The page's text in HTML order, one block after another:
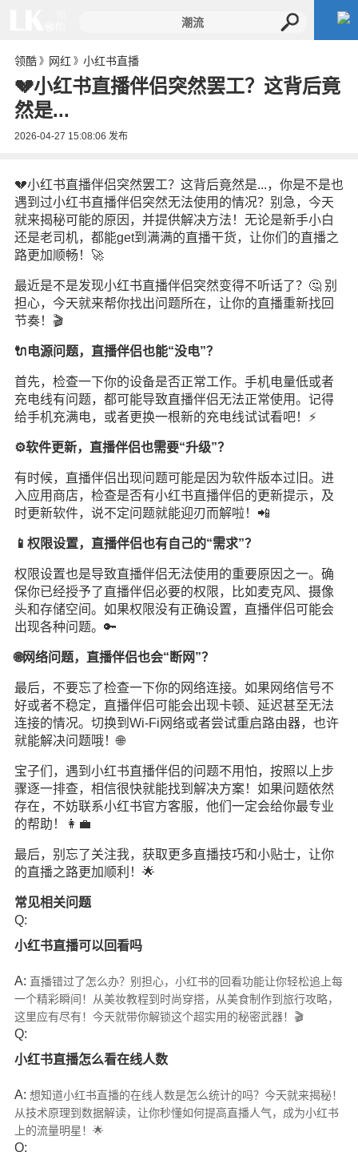
领酷》 网红 》 小红书直播
💔小红书直播伴侣突然罢工？这背后竟
然是...
2026-04-27 15:08:06 发布
💔小红书直播伴侣突然罢工？这背后竟然是...，你是不是也
遇到过小红书直播伴侣突然无法使用的情况？别急，今天
就来揭秘可能的原因，并提供解决方法！无论是新手小白
还是老司机，都能get到满满的直播干货，让你们的直播之
路更加顺畅！🚀
最近是不是发现小红书直播伴侣突然变得不听话了？🤔 别
担心，今天就来帮你找出问题所在，让你的直播重新找回
节奏！🎬
🔌电源问题，直播伴侣也能“没电”？
首先，检查一下你的设备是否正常工作。手机电量低或者
充电线有问题，都可能导致直播伴侣无法正常使用。记得
给手机充满电，或者更换一根新的充电线试试看吧！⚡
⚙️软件更新，直播伴侣也需要“升级”？
有时候，直播伴侣出现问题可能是因为软件版本过旧。进
入应用商店，检查是否有小红书直播伴侣的更新提示，及
时更新软件，说不定问题就能迎刃而解啦！📲
📱权限设置，直播伴侣也有自己的“需求”？
权限设置也是导致直播伴侣无法使用的重要原因之一。确
保你已经授予了直播伴侣必要的权限，比如麦克风、摄像
头和存储空间。如果权限没有正确设置，直播伴侣可能会
出现各种问题。🔑
🌐网络问题，直播伴侣也会“断网”？
最后，不要忘了检查一下你的网络连接。如果网络信号不
好或者不稳定，直播伴侣可能会出现卡顿、延迟甚至无法
连接的情况。切换到Wi-Fi网络或者尝试重启路由器，也许
就能解决问题哦！🌐
宝子们，遇到小红书直播伴侣的问题不用怕，按照以上步
骤逐一排查，相信很快就能找到解决方案！如果问题依然
存在，不妨联系小红书官方客服，他们一定会给你最专业
的帮助！👩‍💼
最后，别忘了关注我，获取更多直播技巧和小贴士，让你
的直播之路更加顺利！🌟
常见相关问题
Q:
小红书直播可以回看吗
A: 直播错过了怎么办？别担心，小红书的回看功能让你轻松追上每
一个精彩瞬间！从美妆教程到时尚穿搭，从美食制作到旅行攻略，
这里应有尽有！今天就带你解锁这个超实用的秘密武器！🎬
Q:
小红书直播怎么看在线人数
A: 想知道小红书直播的在线人数是怎么统计的吗？今天就来揭秘！
从技术原理到数据解读，让你秒懂如何提高直播人气，成为小红书
上的流量明星！🌟
Q: